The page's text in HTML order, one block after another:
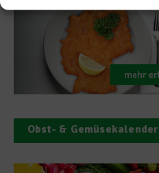
Obst- & Gemüsekalender